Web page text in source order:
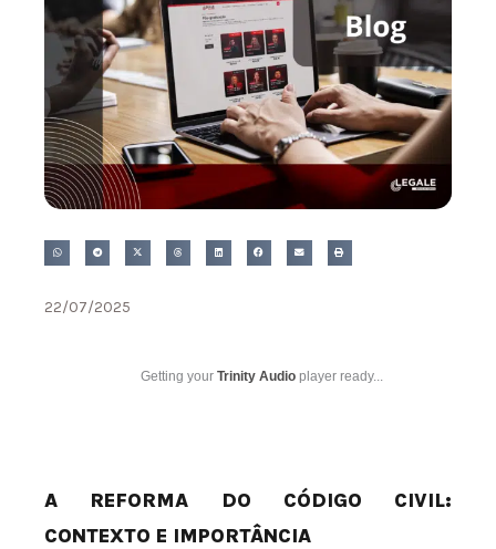
22/07/2025
Getting your Trinity Audio player ready...
A REFORMA DO CÓDIGO CIVIL:
CONTEXTO E IMPORTÂNCIA